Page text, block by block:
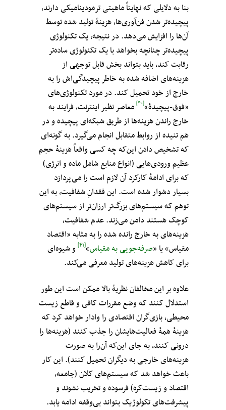
بنا به دلایلی که نهایتاً ماهیتی ترمودینامیکی دارند،
پیچیده‌تر شدن فن‌آوری‌ها، هزینهٔ تولید شده توسط
آن‌ها را افزایش می‌دهد. در نتیجه، یک تکنولوژی
پیچیده‌تر چنانچه بخواهد با یک تکنولوژی ساده‌تر
رقابت کند، باید بتواند بخش قابل توجهی از
هزینه‌های اضافه شده به خاطر پیچیدگی‌اش را به
خارج از خود تحمیل کند. در مورد تکنولوژی‌های
«فوق-پیچیدهٔ»[۴۰] معاصر نظیر اینترنت، فرایند به
خارج راندن هزینه‌ها از طریق شبکه‌ای پیچیده و در
هم تنیده از روابط متقابل انجام می‌گیرد. به گونه‌ای
که تشخیص دادن این‌که چه کسی واقعاً هزینهٔ حجم
عظیم ورودی‌‌‌هایی (انواع منابع شامل ماده و انرژی‌)
که برای ادامهٔ کارکرد آن لازم است را می‌پردازد
بسیار دشوار شده است. این فقدانِ شفافیت، به این
توهم که سیستم‌های بزرگ‌تر ارزان‌تر از سیستم‌های
کوچک هستند دامن می‌زند. عدم شفافیت،
هزینه‌های به خارج رانده شده را به مثابه «اقتصاد
مقیاس» یا «صرفه‌جویی به مقیاس»[۴۱] و شیوه‌ای
برای کاهش هزینه‌های تولید معرفی می‌کند.
علاوه بر این مخالفان نظریهٔ بالا ممکن است این طور
استدلال کنند که وضع مقررات کافی و قاطع زیست
محیطی، بازی‌گران اقتصادی را وادار خواهد کرد که
هزینهٔ همهٔ فعالیت‌هایشان را جذب کنند (هزینه‌ها را
درونی کنند، به جای این‌که آن‌را به صورت
هزینه‌های خارجی به دیگران تحمیل کنند). این کار
باعث خواهد شد که سیستم‌های کلان (جامعه،
اقتصاد و زیست‌کره) فرسوده و تخریب نشوند و
پیشرفت‌های تکولوژیک بتواند بی‌وقفه ادامه یابد.